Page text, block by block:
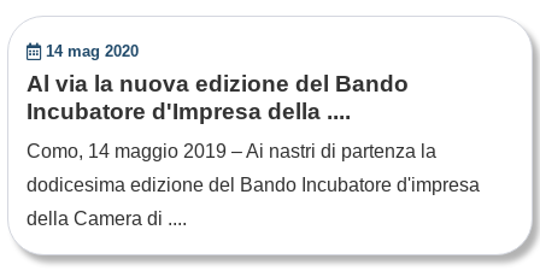
14 mag 2020
Al via la nuova edizione del Bando
Incubatore d'Impresa della ....
Como, 14 maggio 2019 – Ai nastri di partenza la
dodicesima edizione del Bando Incubatore d'impresa
della Camera di ....